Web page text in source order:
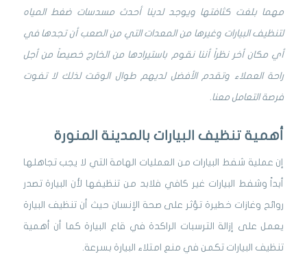
مهما بلغت كثافتها ويوجد لدينا أحدث مسدسات ضغط المياه
لتنظيف البيارات وغيرها من المعدات التي من الصعب أن تجدها في
أي مكان أخر نظراً أننا نقوم باستيرادها من الخارج خصيصاً من أجل
راحة العملاء وتقدم الأفضل لديهم طوال الوقت لذلك لا تفوت
فرصة التعامل معنا.
أهمية تنظيف البيارات بالمدينة المنورة
إن عملية شفط البيارات من العمليات الهامة التي لا يجب تجاهلها
أبداً وشفط البيارات غير كافي فلابد من تنظيفها لأن البيارة تصدر
روائح وغازات خطيرة تؤثر على صحة الإنسان حيث أن تنظيف البيارة
يعمل على إزالة الترسبات الراكدة في قاع البيارة كما أن أهمية
تنظيف البيارات تكمن في منع امتلاء البيارة بسرعة.